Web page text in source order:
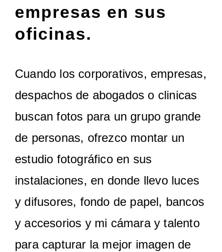
empresas en sus
oficinas.
Cuando los corporativos, empresas,
despachos de abogados o clinicas
buscan fotos para un grupo grande
de personas, ofrezco montar un
estudio fotográfico en sus
instalaciones, en donde llevo luces
y difusores, fondo de papel, bancos
y accesorios y mi cámara y talento
para capturar la mejor imagen de